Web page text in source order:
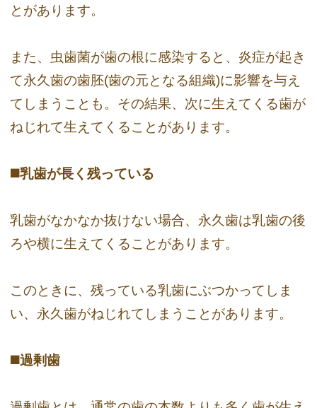
とがあります。
また、虫歯菌が歯の根に感染すると、炎症が起き
て永久歯の歯胚(歯の元となる組織)に影響を与え
てしまうことも。その結果、次に生えてくる歯が
ねじれて生えてくることがあります。
◼️乳歯が長く残っている
乳歯がなかなか抜けない場合、永久歯は乳歯の後
ろや横に生えてくることがあります。
このときに、残っている乳歯にぶつかってしま
い、永久歯がねじれてしまうことがあります。
◼️過剰歯